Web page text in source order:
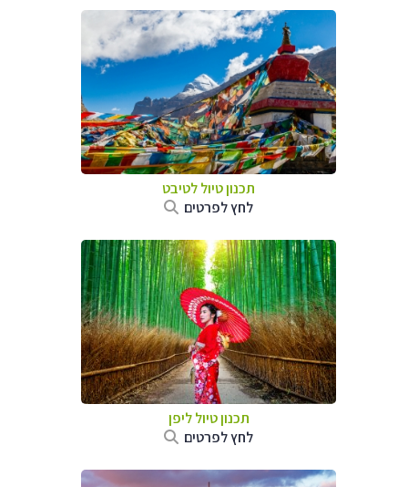
תכנון טיוללטיבט
לחץ לפרטים
תכנון טיולליפן
לחץ לפרטים